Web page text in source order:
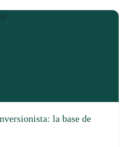
la base de